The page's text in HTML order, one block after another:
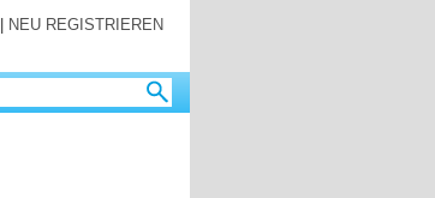
NEU REGISTRIEREN